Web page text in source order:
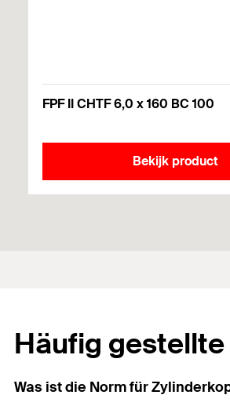
FPF II CHTF 6,0 x 160 BC 100
Bekijk product
Häufig gestellte
Was ist die Norm für